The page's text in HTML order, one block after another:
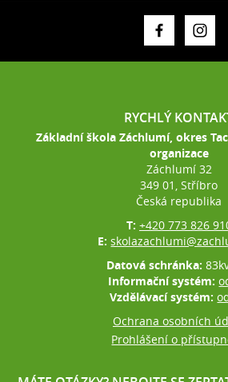
RYCHLÝ
Základní škola Záchlumí, okres
organizace
Záchlumí 32
349 01, Stříbro
Česká republika
T: +420 773 826
E:
Datová schránka:
Informační systém:
Vzdělávací systém:
Ochrana osobních
Prohlášení o